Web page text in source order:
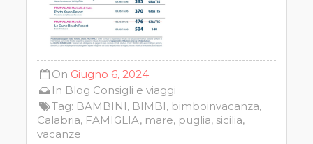
On Giugno 6, 2024
In Blog Consigli e viaggi
Tag: BAMBINI, BIMBI, bimboinvacanza,
Calabria, FAMIGLIA, mare, puglia, sicilia,
vacanze